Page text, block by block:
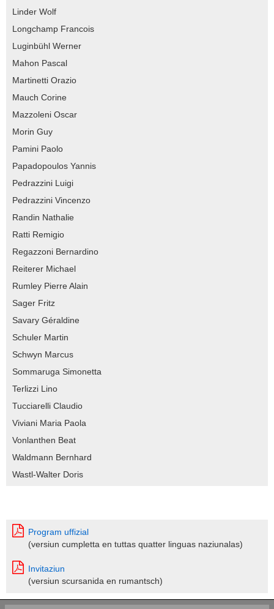
Linder Wolf
Longchamp Francois
Luginbühl Werner
Mahon Pascal
Martinetti Orazio
Mauch Corine
Mazzoleni Oscar
Morin Guy
Pamini Paolo
Papadopoulos Yannis
Pedrazzini Luigi
Pedrazzini Vincenzo
Randin Nathalie
Ratti Remigio
Regazzoni Bernardino
Reiterer Michael
Rumley Pierre Alain
Sager Fritz
Savary Géraldine
Schuler Martin
Schwyn Marcus
Sommaruga Simonetta
Terlizzi Lino
Tucciarelli Claudio
Viviani Maria Paola
Vonlanthen Beat
Waldmann Bernhard
Wastl-Walter Doris
Program uffizial
(versiun cumpletta en tuttas quatter linguas naziunalas)
Invitaziun
(versiun scursanida en rumantsch)